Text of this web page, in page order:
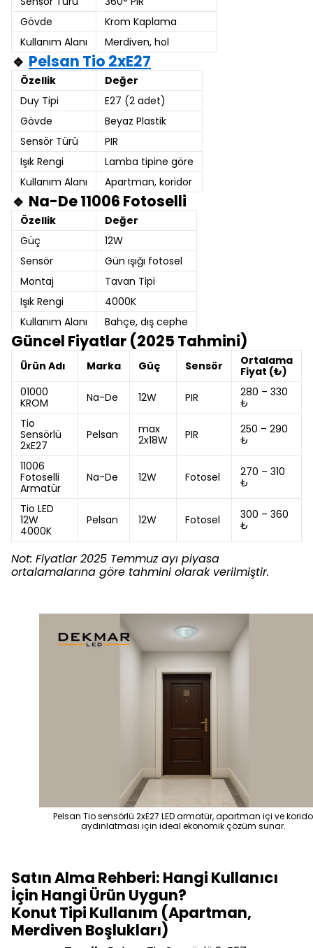
Gövde
Krom Kaplama
Kullanım Alanı
Merdiven, hol
🔹 Pelsan Tio 2xE27
Özellik
Değer
Duy Tipi
E27 (2 adet)
Gövde
Beyaz Plastik
Sensör Türü
PIR
Işık Rengi
Lamba tipine göre
Kullanım Alanı
Apartman, koridor
🔹 Na-De 11006 Fotoselli
Özellik
Değer
Güç
12W
Sensör
Gün ışığı fotosel
Montaj
Tavan Tipi
Işık Rengi
4000K
Kullanım Alanı
Bahçe, dış cephe
Güncel Fiyatlar (2025 Tahmini)
Ürün Adı Marka Güç Sensör
Ortalama
Fiyat (₺)
01000
KROM
Na-De 12W PIR
280 – 330
₺
Tio
Sensörlü
2xE27
Pelsan
max
2x18W
PIR
250 – 290
₺
11006
Fotoselli
Armatür
Na-De 12W Fotosel
270 – 310
₺
Tio LED
12W
4000K
Pelsan 12W Fotosel
300 – 360
₺
Not: Fiyatlar 2025 Temmuz ayı piyasa
ortalamalarına göre tahmini olarak verilmiştir.
Pelsan Tio sensörlü 2xE27 LED armatür, apartman içi ve
aydınlatması için ideal ekonomik çözüm sunar.
Satın Alma Rehberi: Hangi Kullanıcı
İçin Hangi Ürün Uygun?
Konut Tipi Kullanım (Apartman,
Merdiven Boşlukları)